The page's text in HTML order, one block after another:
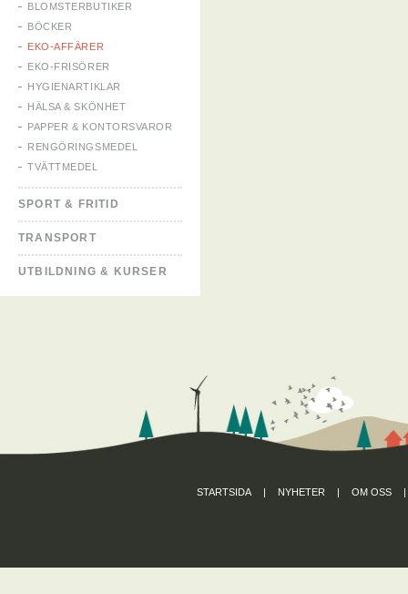
BLOMSTERBUTIKER
BÖCKER
EKO-AFFÄRER
EKO-FRISÖRER
HYGIENARTIKLAR
HÄLSA & SKÖNHET
PAPPER & KONTORSVAROR
RENGÖRINGSMEDEL
TVÄTTMEDEL
SPORT & FRITID
TRANSPORT
UTBILDNING & KURSER
STARTSIDA | NYHETER | OM OSS |